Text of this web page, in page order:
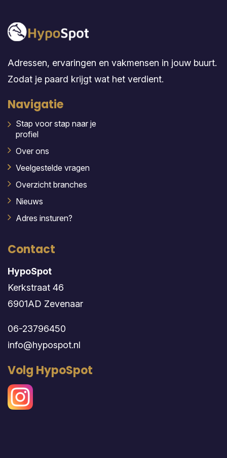
Adressen, ervaringen en vakmensen in jouw buurt.
Zodat je paard krijgt wat het verdient.
Navigatie
Stap voor stap naar je
profiel
Over ons
Veelgestelde vragen
Overzicht branches
Nieuws
Adres insturen?
Contact
HypoSpot
Kerkstraat 46
6901AD Zevenaar
06-23796450
info@hypospot.nl
Volg HypoSpot